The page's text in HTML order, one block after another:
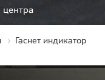
центра
Гаснет индикатор